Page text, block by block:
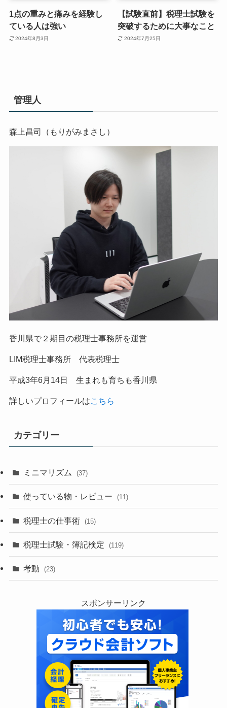
1点の重みと痛みを経験し
ている人は強い
2024年8月3日
【試験直前】税理士試験を
突破するために大事なこと
2024年7月25日
管理人
森上昌司（もりがみまさし）
香川県で２期目の税理士事務所を運営
LIM税理士事務所 代表税理士
平成3年6月 14日 生まれも育ちも香川県
詳しいプロフィールはこちら
カテゴリー
ミニマリズム (37)
使っている物・レビュー (11)
税理士の仕事術 (15)
税理士試験・簿記検定 (119)
考動 (23)
スポンサーリンク